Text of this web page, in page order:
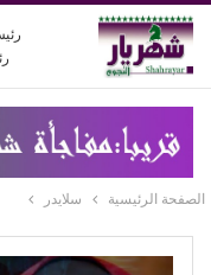
الصفحة الرئيسية سلايدر